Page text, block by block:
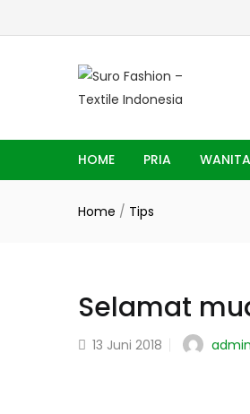
HOME PRIA WANITA
Home / Tips
Selamat
Posted
13 Juni 2018 admin